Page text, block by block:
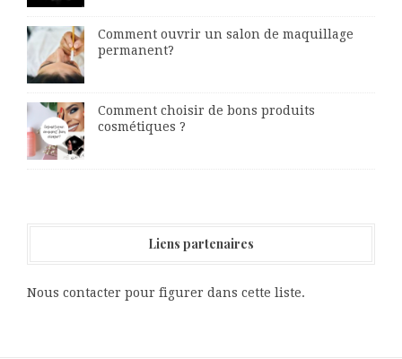
Comment ouvrir un salon de maquillage
permanent?
Comment choisir de bons produits
cosmétiques ?
Liens partenaires
Nous contacter pour figurer dans cette liste.